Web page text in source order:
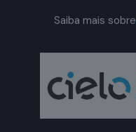
Saiba mais sobre